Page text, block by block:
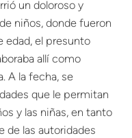
un doloroso y
niños, donde fueron
edad, el presunto
allí como
A la fecha, se
que le permitan
y las niñas, en tanto
de las autoridades